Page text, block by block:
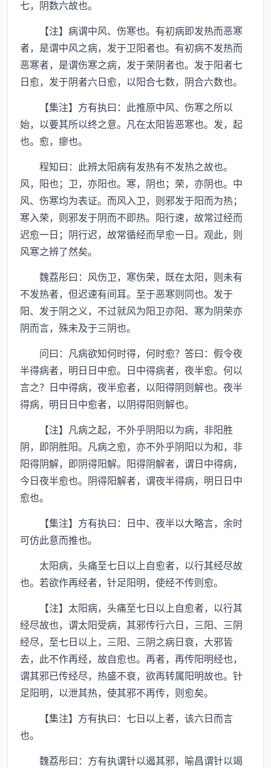
七，阴数六故也。
【注】病谓中风、伤寒也。有初病即发热而恶寒
者，是谓中风之病，发于卫阳者也。有初病不发热而
恶寒者，是谓伤寒之病，发于荣阴者也。发于阳者七
日愈，发于阴者六日愈，以阳合七数，阴合六数也。
【集注】方有执曰：此推原中风、伤寒之所以
始，以要其所以终之意。凡在太阳皆恶寒也。发，起
也。愈，瘳也。
程知曰：此辨太阳病有发热有不发热之故也。
风，阳也；卫，亦阳也。寒，阴也；荣，亦阴也。中
风、伤寒均为表证。而风入卫，则邪发于阳而为热；
寒入荣，则邪发于阴而不即热。阳行速，故常过经而
迟愈一日；阴行迟，故常循经而早愈一日。观此，则
风寒之辨了然矣。
魏荔彤曰：风伤卫，寒伤荣，既在太阳，则未有
不发热者，但迟速有间耳。至于恶寒则同也。发于
阳、发于阴之义，不过就风为阳卫亦阳、寒为阴荣亦
阴而言，殊未及于三阴也。
问曰：凡病欲知何时得，何时愈？答曰：假令夜
半得病者，明日日中愈。日中得病者，夜半愈。何以
言之？日中得病，夜半愈者，以阳得阴则解也。夜半
得病，明日日中愈者，以阴得阳则解也。
【注】凡病之起，不外乎阴阳以为病，非阳胜
阴，即阴胜阳。凡病之愈，亦不外乎阴阳以为和，非
阳得阴解，即阴得阳解。阳得阴解者，谓日中得病，
今日夜半愈也。阴得阳解者，谓夜半得病，明日日中
愈也。
【集注】方有执曰：日中、夜半以大略言，余时
可仿此意而推也。
太阳病，头痛至七日以上自愈者，以行其经尽故
也。若欲作再经者，针足阳明，使经不传则愈。
【注】太阳病，头痛至七日以上自愈者，以行其
经尽故也，谓太阳受病，其邪传行六日，三阳、三阴
经尽，至七日以上，三阳、三阴之病日衰，大邪皆
去，此不作再经，故自愈也。再者，再传阳明经也，
谓其邪已传经尽，热盛不衰，欲再转属阳明故也。针
足阳明，以泄其热，使其邪不再传，则愈矣。
【集注】方有执曰：七日以上者，该六日而言
也。
魏荔彤曰：方有执谓针以遏其邪，喻昌谓针以竭